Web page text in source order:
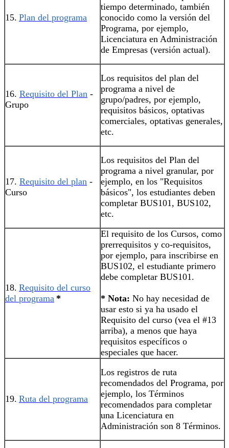
15. Plan del programa
tiempo determinado, también
conocido como la versión del
Programa, por ejemplo,
Licenciatura en Administración
de Empresas (versión actual).
16. Requisito del Plan -
Grupo
Los requisitos del plan del
programa a nivel de
grupo/padres, por ejemplo,
requisitos básicos, optativas
comerciales, optativas generales,
etc.
17. Requisito del plan -
Curso
Los requisitos del Plan del
programa a nivel granular, por
ejemplo, en los "Requisitos
básicos", los estudiantes deben
completar BUS101, BUS102,
etc.
18. Requisito del curso
del programa *
El requisito de los Cursos, como
prerrequisitos y co-requisitos,
por ejemplo, para inscribirse en
BUS102, el estudiante primero
debe completar BUS101.
* Nota: No hay necesidad de
usar esto si ya ha usado el
Requisito del curso (vea el #13
arriba), a menos que haya
requisitos específicos o
especiales que hacer.
19. Ruta del programa
Los registros de ruta
recomendados del Programa, por
ejemplo, los Términos
recomendados para completar
una Licenciatura en
Administración son 8 Términos.